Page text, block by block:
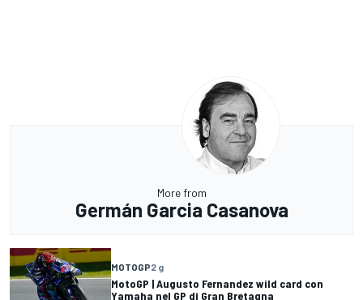
More from
Germán Garcia Casanova
MOTOGP2 g
MotoGP | Augusto Fernandez wild card con
Yamaha nel GP di Gran Bretagna